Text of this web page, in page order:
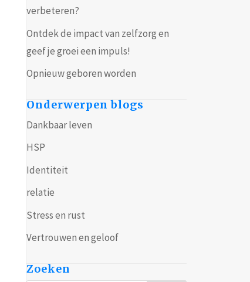
verbeteren?
Ontdek de impact van zelfzorg en
geef je groei een impuls!
Opnieuw geboren worden
Onderwerpen blogs
Dankbaar leven
HSP
Identiteit
relatie
Stress en rust
Vertrouwen en geloof
Zoeken